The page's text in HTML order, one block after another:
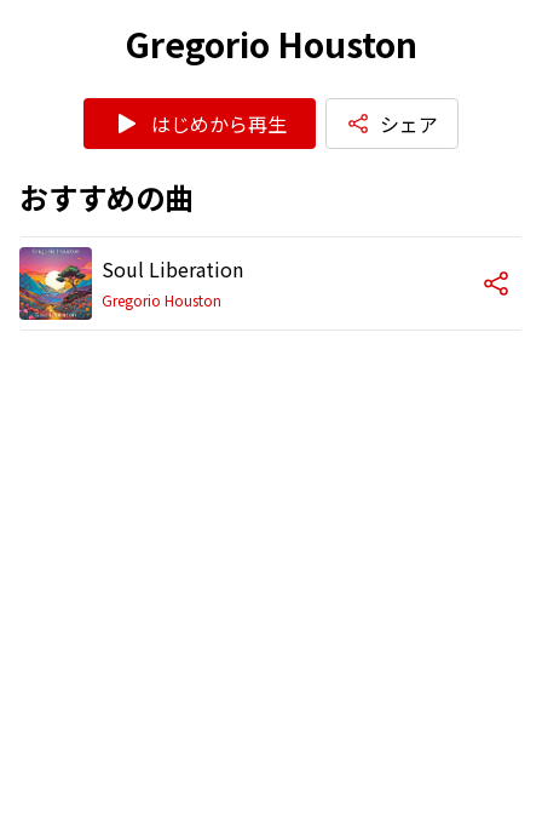
Gregorio Houston
はじめから再生 シェア
おすすめの曲
Soul Liberation
Gregorio Houston